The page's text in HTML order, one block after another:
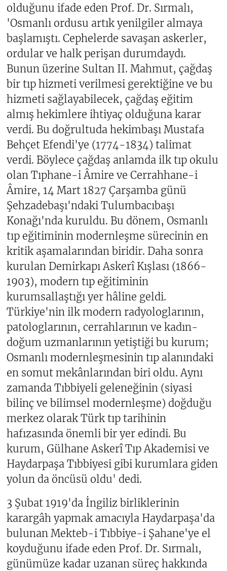
olduğunu ifade eden Prof. Dr. Sırmalı,
'Osmanlı ordusu artık yenilgiler almaya
başlamıştı. Cephelerde savaşan askerler,
ordular ve halk perişan durumdaydı.
Bunun üzerine Sultan II. Mahmut, çağdaş
bir tıp hizmeti verilmesi gerektiğine ve bu
hizmeti sağlayabilecek, çağdaş eğitim
almış hekimlere ihtiyaç olduğuna karar
verdi. Bu doğrultuda hekimbaşı Mustafa
Behçet Efendi'ye (1774-1834) talimat
verdi. Böylece çağdaş anlamda ilk tıp okulu
olan Tıphane-i Âmire ve Cerrahhane-i
Âmire, 14 Mart 1827 Çarşamba günü
Şehzadebaşı'ndaki Tulumbacıbaşı
Konağı'nda kuruldu. Bu dönem, Osmanlı
tıp eğitiminin modernleşme sürecinin en
kritik aşamalarından biridir. Daha sonra
kurulan Demirkapı Askerî Kışlası (1866-
1903), modern tıp eğitiminin
kurumsallaştığı yer hâline geldi.
Türkiye'nin ilk modern radyologlarının,
patologlarının, cerrahlarının ve kadın-
doğum uzmanlarının yetiştiği bu kurum;
Osmanlı modernleşmesinin tıp alanındaki
en somut mekânlarından biri oldu. Aynı
zamanda Tıbbiyeli geleneğinin (siyasi
bilinç ve bilimsel modernleşme) doğduğu
merkez olarak Türk tıp tarihinin
hafızasında önemli bir yer edindi. Bu
kurum, Gülhane Askerî Tıp Akademisi ve
Haydarpaşa Tıbbiyesi gibi kurumlara giden
yolun da öncüsü oldu' dedi.
3 Şubat 1919'da İngiliz birliklerinin
karargâh yapmak amacıyla Haydarpaşa'da
bulunan Mekteb-i Tıbbiye-i Şahane'ye el
koyduğunu ifade eden Prof. Dr. Sırmalı,
günümüze kadar uzanan süreç hakkında